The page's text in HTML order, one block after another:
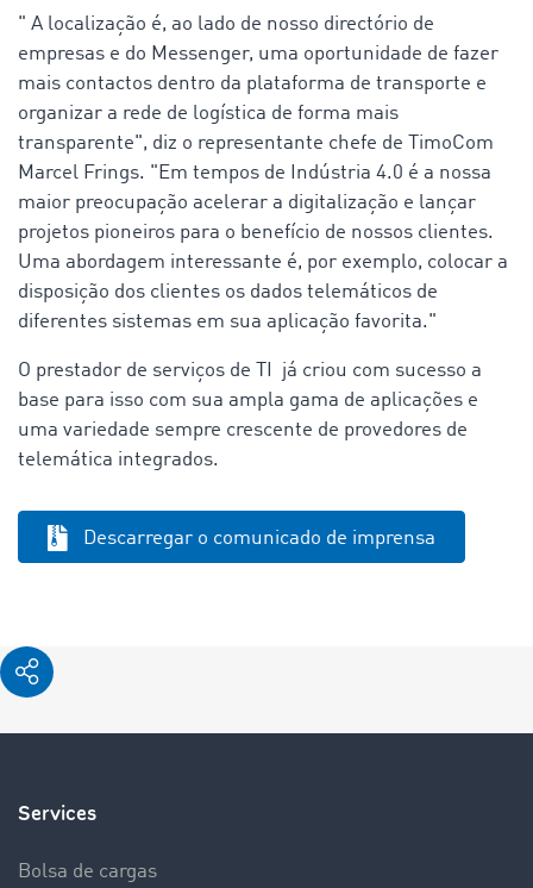
" A localização é, ao lado de nosso directório de
empresas e do Messenger, uma oportunidade de fazer
mais contactos dentro da plataforma de transporte e
organizar a rede de logística de forma mais
transparente", diz o representante chefe de TimoCom
Marcel Frings. "Em tempos de Indústria 4.0 é a nossa
maior preocupação acelerar a digitalização e lançar
projetos pioneiros para o benefício de nossos clientes.
Uma abordagem interessante é, por exemplo, colocar a
disposição dos clientes os dados telemáticos de
diferentes sistemas em sua aplicação favorita."
O prestador de serviços de TI já criou com sucesso a
base para isso com sua ampla gama de aplicações e
uma variedade sempre crescente de provedores de
telemática integrados.
Descarregar o comunicado de imprensa
Services
Bolsa de cargas